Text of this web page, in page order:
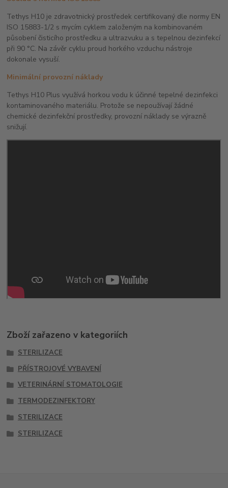
Tethys H10 je zdravotnický prostředek certifikovaný dle normy EN
ISO 15883-1/2 s mycím cyklem založeným na kombinovaném
působení čisticího prostředku a ultrazvuku a s tepelnou dezinfekcí
při 90 °C. Na závěr cyklu proud horkého vzduchu nástroje
dokonale vysuší.
Minimální provozní náklady
Tethys H10 Plus využívá horkou vodu k účinné tepelné dezinfekci
kontaminovaného materiálu. Protože se nepoužívají žádné
chemické dezinfekční prostředky, provozní náklady se výrazně
snižují.
Zboží zařazeno v kategoriích
STERILIZACE
PŘÍSTROJOVÉ VYBAVENÍ
VETERINÁRNÍ STOMATOLOGIE
TERMODEZINFEKTORY
STERILIZACE
STERILIZACE